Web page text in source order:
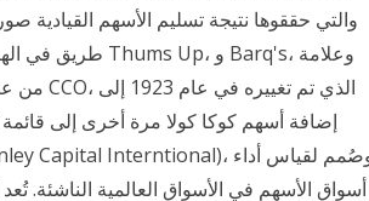
أسواق الأسهم في الأسواق العالمية الناشئة.